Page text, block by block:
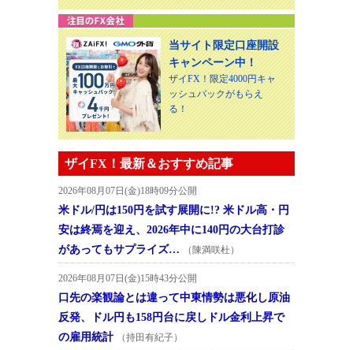
当サイト限定口座開設
キャンペーン中！
ザイFX！限定4000円キャ
ッシュバックがもらえ
る！
ザイFX！最新＆おすすめ記事
2026年08月07日(金)18時09分公開
米ドル/円は150円を試す展開に!? 米ドル高・円
安は終焉を迎え、2026年中に140円の大台打診
があってもサプライズ…
（陳満咲杜）
2026年08月07日(金)15時43分公開
口先の楽観論とは違って中東情勢は悪化し原油
反発、ドル円も158円台に戻しドル金利上昇で
の雇用統計
（持田有紀子）